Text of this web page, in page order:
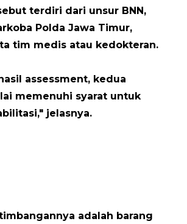
terdiri dari unsur BNN,
Polda Jawa Timur,
tim medis atau kedokteran.
assessment, kedua
memenuhi syarat untuk
jelasnya.
adalah barang